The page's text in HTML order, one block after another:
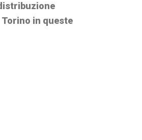
in queste